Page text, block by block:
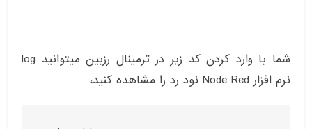
شما با وارد کردن کد زیر در ترمینال رزبین میتوانید log
نرم افزار Node Red نود رد را مشاهده کنید،